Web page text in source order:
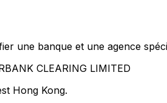
une banque et une agence
CLEARING LIMITED
Hong Kong.